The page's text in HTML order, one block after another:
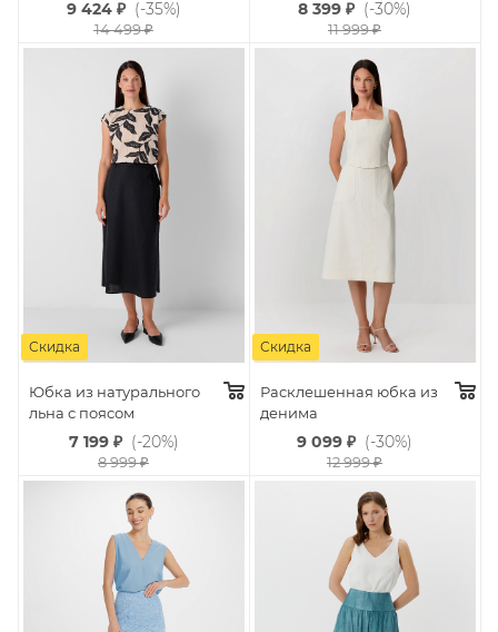
9 424₽ (-35%)
14 499₽
8 399 ₽ (-30%)
11 999₽
Скидка
Юбка из натурального
льна с поясом
7 199₽ (-20%)
8 999₽
Скидка
Расклешенная юбка из
денима
9 099 ₽ (-30%)
12 999₽